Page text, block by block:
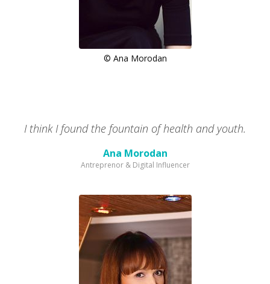
© Ana Morodan
I think I found the fountain of health and youth.
Ana Morodan
Antreprenor & Digital Influencer